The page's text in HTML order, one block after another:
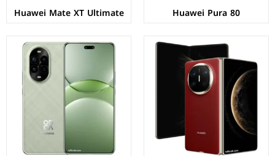
Huawei Pura 80
Huawei Mate XT Ultimate
الشاشة:OLED بحجم 6.7 بوصة بدقة FHD+
المعالج:
غير محدد
الكاميرات:
خلفية 50+8 م.ب/ امامية 60 م.ب
الذاكرة+الرام:
نظام التشغيل:
البطارية:5000 مللي أمبير - 100 واط
عرض المواصفات ←
الشاشة:
المعالج:
الكاميرات: خلفية 50+50+40 م.ب/ امامية 13 م.ب.
الذاكرة+الرام:512/1024 + 16 جيجابايت
نظام التشغيل:EMUI 14 بدون خدمات جوجل
البطارية:
عرض المواصفات ←